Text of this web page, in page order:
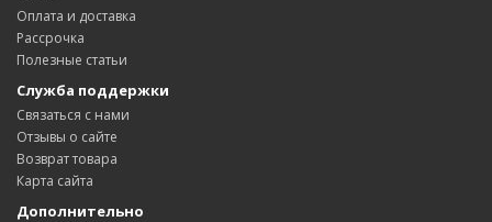
Оплата и доставка
Рассрочка
Полезные статьи
Служба поддержки
Связаться с нами
Отзывы о сайте
Возврат товара
Карта сайта
Дополнительно